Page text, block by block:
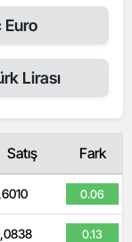
Euro
Lirası
Satış Fark
0.06
0.13